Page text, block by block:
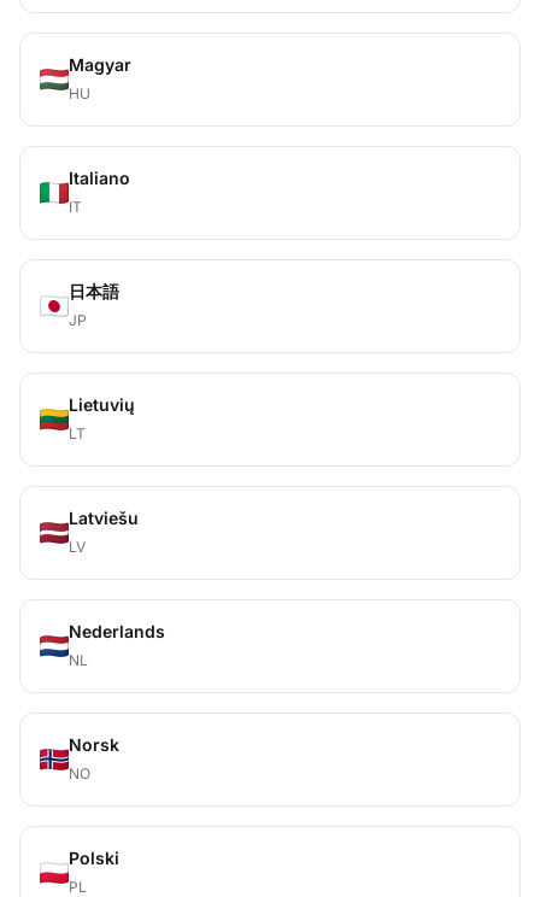
Magyar
HU
Italiano
IT
日本語
JP
Lietuvių
LT
Latviešu
LV
Nederlands
NL
Norsk
NO
Polski
PL